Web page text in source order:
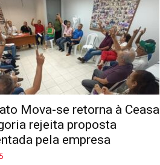
Mova-se retorna à Ceasa
rejeita proposta
pela empresa